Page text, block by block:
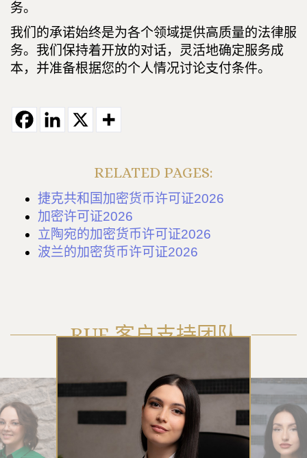
务。
我们的承诺始终是为各个领域提供高质量的法律服
务。我们保持着开放的对话，灵活地确定服务成
本，并准备根据您的个人情况讨论支付条件。
RELATED PAGES:
捷克共和国加密货币许可证2026
加密许可证2026
立陶宛的加密货币许可证2026
波兰的加密货币许可证2026
RUE 客户支持团队